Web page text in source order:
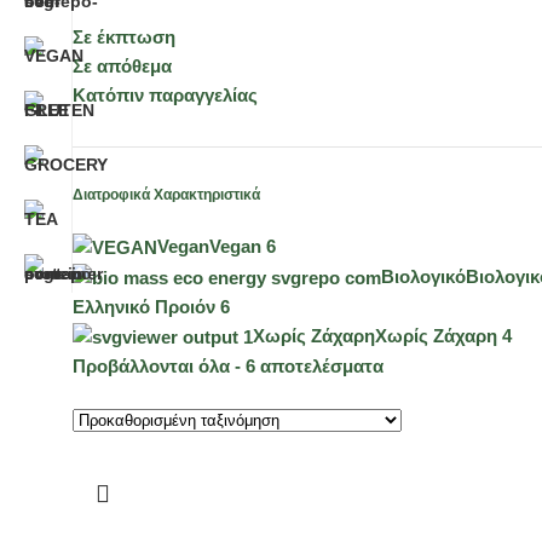
Σε έκπτωση
Σε απόθεμα
Κατόπιν παραγγελίας
Διατροφικά Χαρακτηριστικά
VeganVegan 6
Βιολογικό
Ελληνικό Προιόν 6
Χωρίς ΖάχαρηΧωρίς Ζάχαρη 4
Προβάλλονται όλα - 6 αποτελέσματα